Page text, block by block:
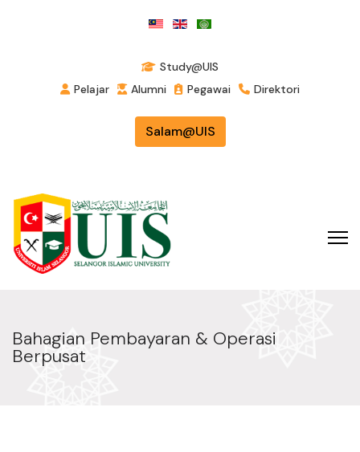
Study@UIS
Pelajar
Alumni Pegawai Direktori
Salam@UIS
Bahagian Pembayaran & Operasi
Berpusat